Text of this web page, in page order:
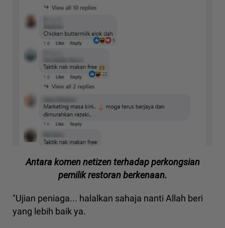
Antara komen netizen terhadap perkongsian
pemilik restoran berkenaan.
"Ujian peniaga... halalkan sahaja nanti Allah beri
yang lebih baik ya.